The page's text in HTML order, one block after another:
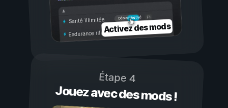
Activé
Désactivé
Santé illimitée
Endurance illimitéeActivez des mods
Étape 4
Jouez avec des mods !